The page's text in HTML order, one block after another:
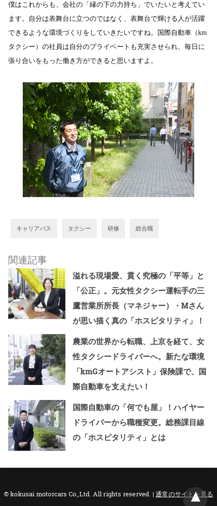
僕はこれからも、会社の「縁の下の力持ち」でいたいと考えてい
ます。自分は表舞台に立つのではなく、表舞台で輝ける人が活躍
できるような環境づくりをしていきたいですね。国際自動車（km
タクシー）の社員は自分のプライベートも充実させられ、毎日に
張り合いをもった働き方ができると思いますよ。
キャリアパス タクシー 研修 総合職
関連記事
溢れる現場愛、貫く究極の「平等」と
「公正」。元女性タクシー運転手の三
鷹営業所所長（マネジャー）・Мさん
が思い描く真の「ホスピタリティ」！
農業の世界から転職、上京を経て、女
性タクシードライバーへ。新たな環境
「kmGオートアシスト」保険課で、国
際自動車を支えたい！
国際自動車の「何でも屋」！ハイヤー
ドライバーから職種変更。総務課目線
の「ホスピタリティ」とは
© kokusai motorcars Co.,Ltd. All rights reserved. |通常のサイトを見る